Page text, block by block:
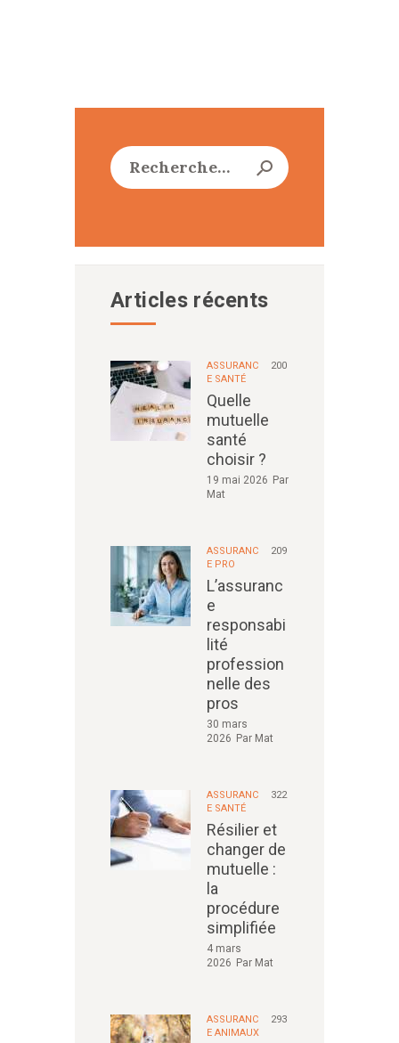
Rechercher :
Articles récents
ASSURANC
E SANTÉ
200
Quelle
mutuelle
santé
choisir ?
19 mai 2026 Par
Mat
ASSURANC
E PRO
209
L’assuranc
e
responsabi
lité
profession
nelle des
pros
30 mars
2026 Par Mat
ASSURANC
E SANTÉ
322
Résilier et
changer de
mutuelle :
la
procédure
simplifiée
4 mars
2026 Par Mat
ASSURANC
E ANIMAUX
293